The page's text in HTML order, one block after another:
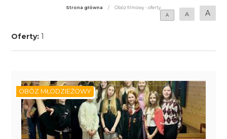
Strona główna /
Obóz filmowy - oferty
A
A A
Oferty: 1
OBÓZ MŁODZIEŻOWY